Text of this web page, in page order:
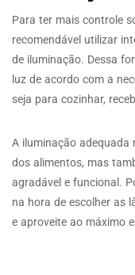
Para ter mais controle
recomendável utilizar
de iluminação. Dessa
luz de acordo com a
seja para cozinhar,
A iluminação
dos alimentos, mas
agradável e funcional.
na hora de escolher as
e aproveite ao máximo